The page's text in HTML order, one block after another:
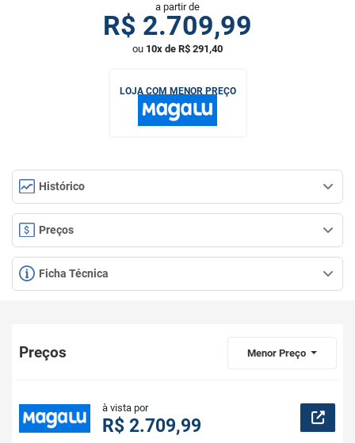
a partir de
R$ 2.709,99
ou 10x de R$ 291,40
LOJA COM MENOR PREÇO
Histórico
Preços
Ficha Técnica
Preços Menor Preço
à vista por
R$ 2.709,99